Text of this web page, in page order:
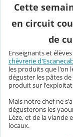
Cette
en circuit
de
Enseignants et
chèvrerie
les produits que l'on
déguster les pâtes
produit sur
Mais notre chef ne
dégusterons les
Lèze, et de la viande
locaux.